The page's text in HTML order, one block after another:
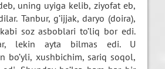
uning uyiga kelib, ziyofat eb,
Tanbur, g’ijjak, daryo (doira),
soz asboblari to’liq bor edi.
lekin ayta bilmas edi. U
bo’yli, xushbichim, sariq soqol,